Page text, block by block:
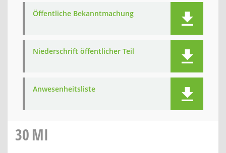
Öffentliche Bekanntmachung
Niederschrift öffentlicher Teil
Anwesenheitsliste
30MI